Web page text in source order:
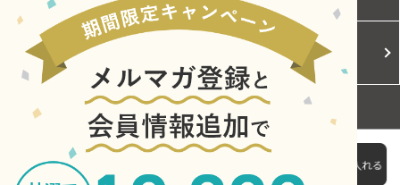
Cookieポリシー ご利用規約
お問い合わせ
Copyright © Central Japan Railway Company. All Rights Reserved.
伊勢型紙あかり体験キット（スリー・ロージズ（難易度
★★★））
2,970円 （税込）